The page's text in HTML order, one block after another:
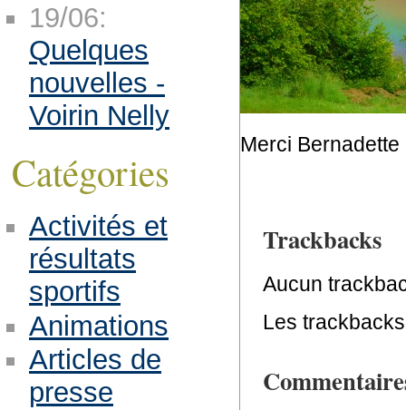
Merci
Trackbacks
Aucun
Les
19/06:
Quelques
nouvelles -
Voirin Nelly
Catégories
Activités et
résultats
sportifs
Animations
Articles de
presse